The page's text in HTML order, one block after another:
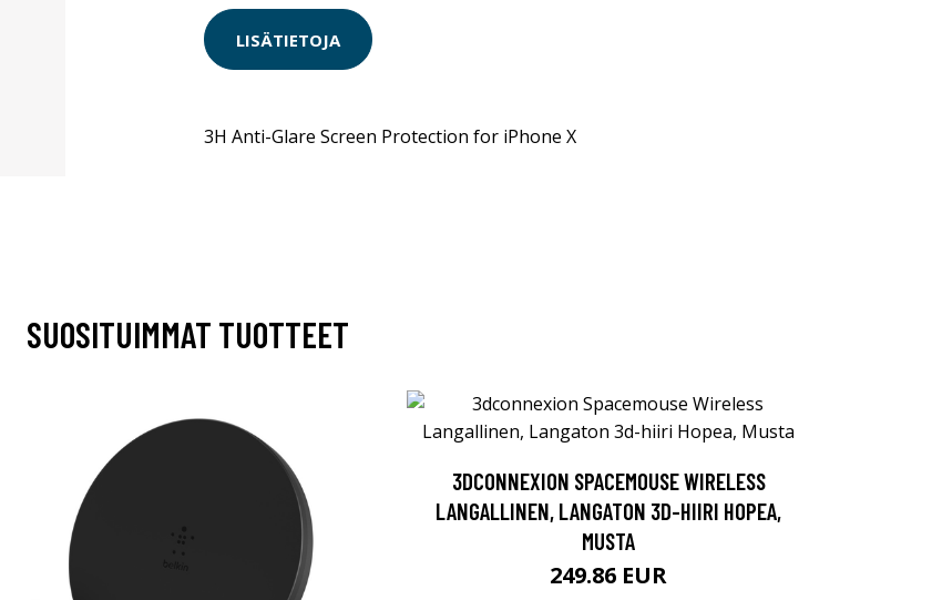
LISÄTIETOJA
3H Anti-Glare Screen Protection for iPhone X
SUOSITUIMMAT TUOTTEET
3DCONNEXION SPACEMOUSE WIRELESS
LANGALLINEN, LANGATON 3D-HIIRI HOPEA,
MUSTA
249.86 EUR